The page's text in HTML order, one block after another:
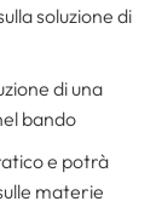
soluzione di
di una
bando
e potrà
materie